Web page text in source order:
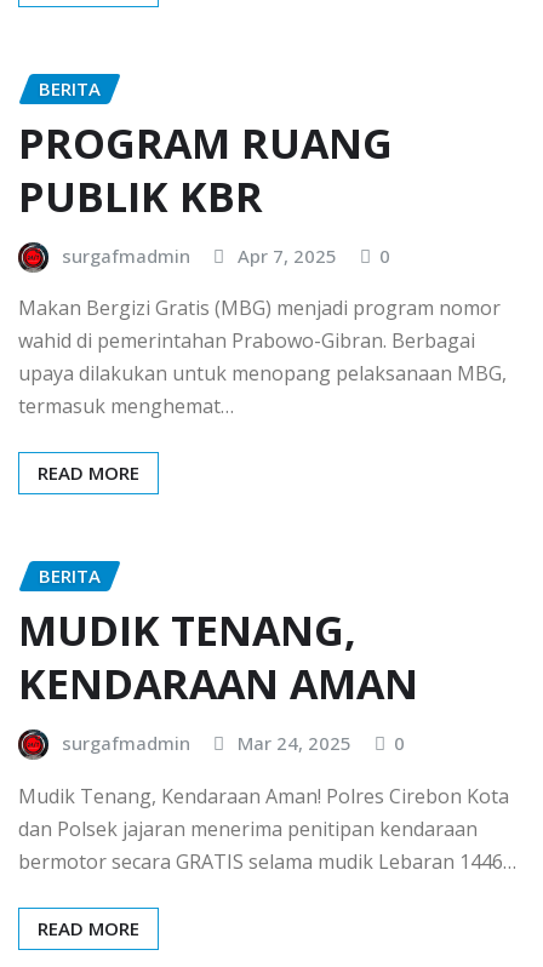
BERITA
PROGRAM RUANG
PUBLIK KBR
surgafmadmin Apr 7, 2025 0
Makan Bergizi Gratis (MBG) menjadi program nomor
wahid di pemerintahan Prabowo-Gibran. Berbagai
upaya dilakukan untuk menopang pelaksanaan MBG,
termasuk menghemat…
READ MORE
BERITA
MUDIK TENANG,
KENDARAAN AMAN
surgafmadmin Mar 24, 2025 0
Mudik Tenang, Kendaraan Aman! Polres Cirebon Kota
dan Polsek jajaran menerima penitipan kendaraan
bermotor secara GRATIS selama mudik Lebaran 1446…
READ MORE